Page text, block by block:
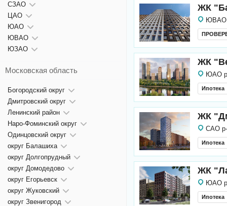
ЖК
ЮВАО
ЖК
ЮАО
Ипотека
ЖК
САО
Ипотека
ЖК
ЮАО
Ипотека
СЗАО
ЦАО
ЮАО
ЮВАО
ЮЗАО
Московская область
Богородский округ
Дмитровский округ
Ленинский район
Наро-Фоминский округ
Одинцовский округ
округ Балашиха
округ Долгопрудный
округ Домодедово
округ Егорьевск
округ Жуковский
округ Звенигород